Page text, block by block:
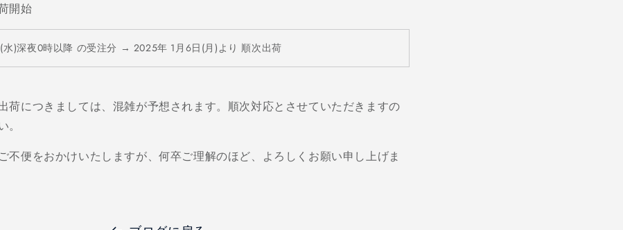
開始
(水)深夜0時以降 の受注分 → 2025年 1月 6日 (月)より 順次出荷
荷につきましては、混雑が予想されます。順次対応とさせていただきますの
不便をおかけいたしますが、何卒ご理解のほど、よろしくお願い申し上げま